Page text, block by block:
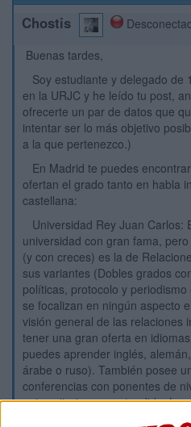
Chostis
Buenas tardes,
Soy estudiante y delegado de
en la URJC y he leído tu post,
ofrecerte un par de datos que
intentar ser lo más objetivo
a la que pertenezco.)
En Madrid te puedes
ofertan el grado tanto en habla
castellana:
Universidad Rey Juan Carlos:
universidad con gran fama,
(y con creces) es la de
sus variantes (Dobles grados
políticas, protocolo y
se focalizan en ningún aspecto
visión general de las relaciones
tener una gran oferta en
puedes aprender inglés,
árabe o ruso). También posee
conferencias con ponentes de
universitaria muy extendida.
calidad de inglés bastante